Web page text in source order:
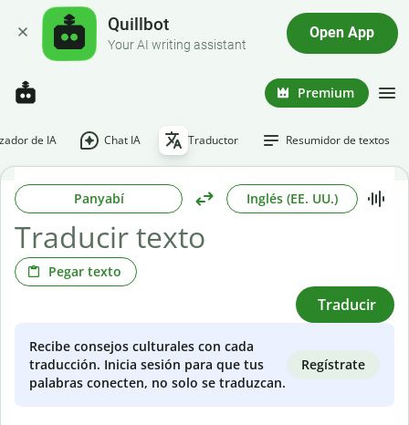
Quillbot
Your AI writing assistant
Open App
Premium
de IA Chat IA Traductor Resumidor de textos
Panyabí Inglés (EE. UU.)
Pegar texto
Traducir
Recibe consejos culturales con cada
traducción. Inicia sesión para que tus
palabras conecten, no solo se traduzcan.
Regístrate